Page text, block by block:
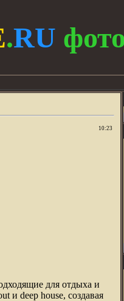
.RU фото
10:23
для отдыха и
и deep house, создавая